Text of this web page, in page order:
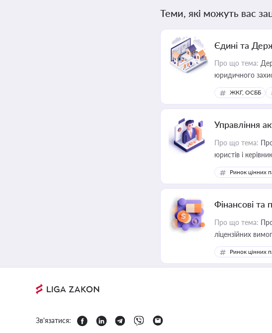
Теми, які можуть вас
Єдині та
Про що тема:
юридичного
ЖКГ, ОСББ
Управління
Про що тема:
юристів і
Ринок цінних
Фінансові та
Про що тема: Про
ліцензійних вимог
Ринок цінних
Зв'язатися: